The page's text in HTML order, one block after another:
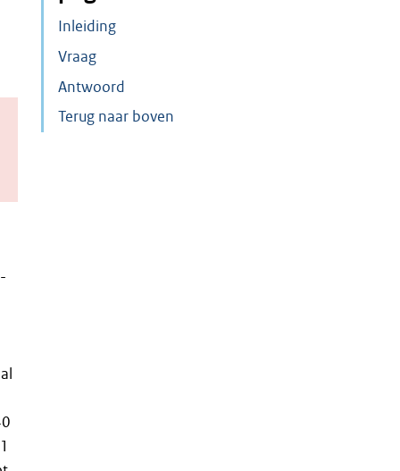
Inleiding
Vraag
Antwoord
Terug naar boven